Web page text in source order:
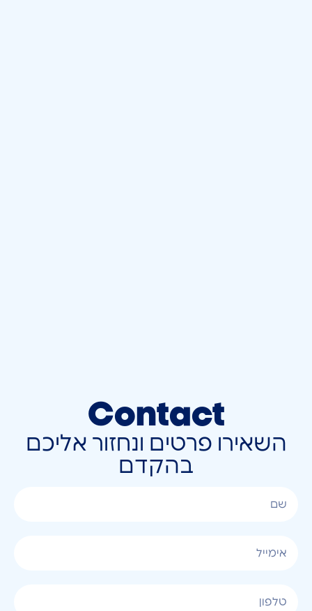
Contact
השאירו פרטים ונחזור אליכם
בהקדם